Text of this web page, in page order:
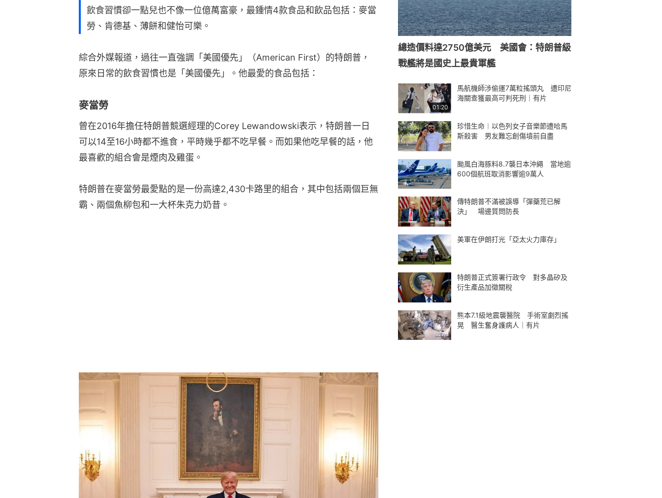
飲食習慣卻一點兒也不像一位億萬富豪，最鍾情4款食品和飲品包括：麥當
勞、肯德基、薄餅和健怡可樂。
綜合外媒報道，過往一直強調「美國優先」（American First）的特朗普，
原來日常的飲食習慣也是「美國優先」。他最愛的食品包括：
麥當勞
曾在2016年擔任特朗普競選經理的Corey Lewandowski表示，特朗普一日
可以14至16小時都不進食，平時幾乎都不吃早餐。而如果他吃早餐的話，他
最喜歡的組合會是煙肉及雞蛋。
特朗普在麥當勞最愛點的是一份高達2,430卡路里的組合，其中包括兩個巨無
霸、兩個魚柳包和一大杯朱克力奶昔。
總造價料達2750億美元 美國會：特朗普級
戰艦將是國史上最貴軍艦
01:20
馬航機師涉偷運7萬粒搖頭丸 遭印尼
海關查獲最高可判死刑｜有片
珍惜生命︱以色列女子音樂節遭哈馬
斯殺害 男友難忘創傷墳前自盡
颱風白海豚料8.7襲日本沖繩 當地逾
600個航班取消影響逾9萬人
傳特朗普不滿被誤導「彈藥荒已解
決」 場邊質問防長
美軍在伊朗打光「亞太火力庫存」
特朗普正式簽署行政令 對多晶矽及
衍生產品加徵關稅
熊本7.1級地震襲醫院 手術室劇烈搖
晃 醫生奮身護病人｜有片